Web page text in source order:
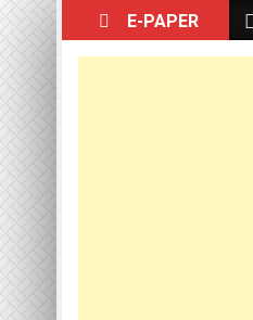
E-PAPER